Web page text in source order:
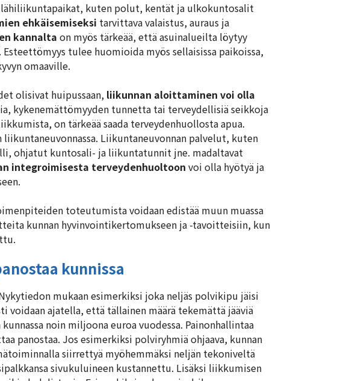
kuten polut, kentät ja ulkokuntosalit
ehkäisemiseksi tarvittava valaistus, auraus ja
kannalta on myös tärkeää, että asuinalueilta löytyy
tulee huomioida myös sellaisissa paikoissa,
omaaville.
olisivat huipussaan, liikunnan aloittaminen voi olla
kykenemättömyyden tunnetta tai terveydellisiä seikkoja
on tärkeää saada terveydenhuollosta apua.
Liikuntaneuvonnan palvelut, kuten
ohjatut kuntosali- ja liikuntatunnit jne. madaltavat
integroimisesta terveydenhuoltoon voi olla hyötyä ja
toteutumista voidaan edistää muun muassa
kunnan hyvinvointikertomukseen ja -tavoitteisiin, kun
kunnissa
mukaan esimerkiksi joka neljäs polvikipu jäisi
voidaan ajatella, että tällainen määrä tekemättä jääviä
noin miljoona euroa vuodessa. Painonhallintaa
panostaa. Jos esimerkiksi polviryhmiä ohjaava, kunnan
siirrettyä myöhemmäksi neljän tekoniveltä
sivukuluineen kustannettu. Lisäksi liikkumisen